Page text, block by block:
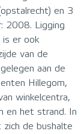
en 3
2008. Ligging
is er ook
van de
aan de
Hillegom,
winkelcentra,
en het strand. In
de bushalte